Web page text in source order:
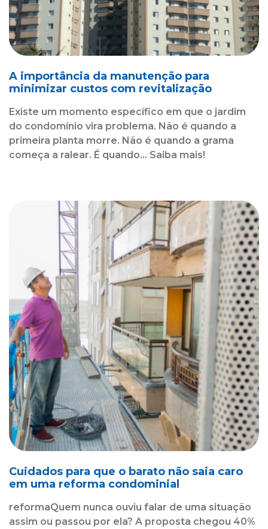
A importância da manutenção para
minimizar custos com revitalização
Existe um momento específico em que o jardim
do condomínio vira problema. Não é quando a
primeira planta morre. Não é quando a grama
começa a ralear. É quando... Saiba mais!
Cuidados para que o barato não saia caro
em uma reforma condominial
reformaQuem nunca ouviu falar de uma situação
assim ou passou por ela? A proposta chegou 40%